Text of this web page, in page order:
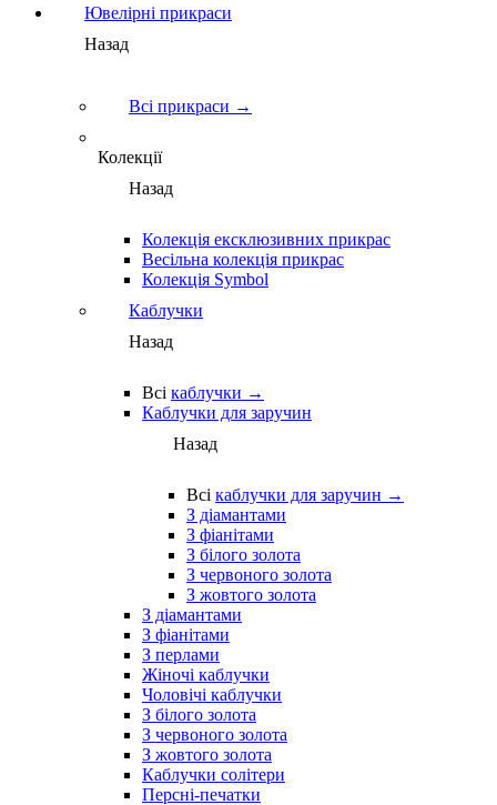
Ювелірні прикраси
Назад
Всі прикраси →
Колекції
Назад
Колекція ексклюзивних прикрас
Весільна колекція прикрас
Колекція Symbol
Каблучки
Назад
Всі каблучки →
Каблучки для заручин
Назад
Всі каблучки для заручин →
З діамантами
З фіанітами
З білого золота
З червоного золота
З жовтого золота
З діамантами
З фіанітами
З перлами
Жіночі каблучки
Чоловічі каблучки
З білого золота
З червоного золота
З жовтого золота
Каблучки солітери
Персні-печатки